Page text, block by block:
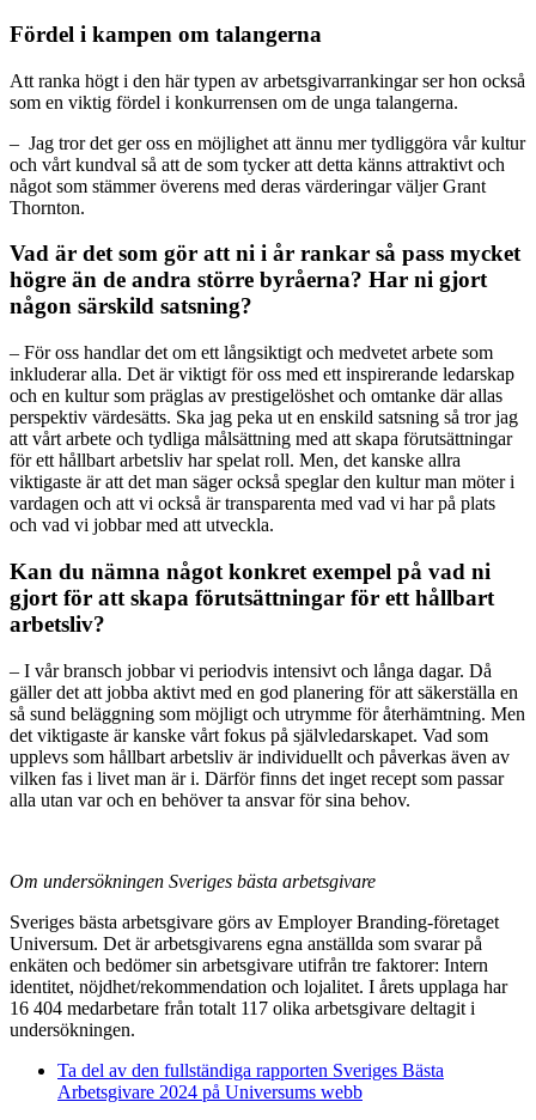
Fördel i kampen om talangerna
Att ranka högt i den här typen av arbetsgivarrankingar ser hon också
som en viktig fördel i konkurrensen om de unga talangerna.
– Jag tror det ger oss en möjlighet att ännu mer tydliggöra vår kultur
och vårt kundval så att de som tycker att detta känns attraktivt och
något som stämmer överens med deras värderingar väljer Grant
Thornton.
Vad är det som gör att ni i år rankar så pass mycket
högre än de andra större byråerna? Har ni gjort
någon särskild satsning?
– För oss handlar det om ett långsiktigt och medvetet arbete som
inkluderar alla. Det är viktigt för oss med ett inspirerande ledarskap
och en kultur som präglas av prestigelöshet och omtanke där allas
perspektiv värdesätts. Ska jag peka ut en enskild satsning så tror jag
att vårt arbete och tydliga målsättning med att skapa förutsättningar
för ett hållbart arbetsliv har spelat roll. Men, det kanske allra
viktigaste är att det man säger också speglar den kultur man möter i
vardagen och att vi också är transparenta med vad vi har på plats
och vad vi jobbar med att utveckla.
Kan du nämna något konkret exempel på vad ni
gjort för att skapa förutsättningar för ett hållbart
arbetsliv?
– I vår bransch jobbar vi periodvis intensivt och långa dagar. Då
gäller det att jobba aktivt med en god planering för att säkerställa en
så sund beläggning som möjligt och utrymme för återhämtning. Men
det viktigaste är kanske vårt fokus på självledarskapet. Vad som
upplevs som hållbart arbetsliv är individuellt och påverkas även av
vilken fas i livet man är i. Därför finns det inget recept som passar
alla utan var och en behöver ta ansvar för sina behov.
Om undersökningen Sveriges bästa arbetsgivare
Sveriges bästa arbetsgivare görs av Employer Branding-företaget
Universum. Det är arbetsgivarens egna anställda som svarar på
enkäten och bedömer sin arbetsgivare utifrån tre faktorer: Intern
identitet, nöjdhet/rekommendation och lojalitet. I årets upplaga har
16 404 medarbetare från totalt 117 olika arbetsgivare deltagit i
undersökningen.
Ta del av den fullständiga rapporten Sveriges Bästa
Arbetsgivare 2024 på Universums webb